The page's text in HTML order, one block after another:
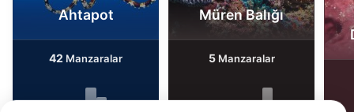
Ahtapot
42 Manzaralar
Müren Balığı
5Manzaralar